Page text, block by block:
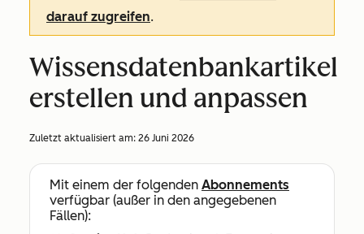
darauf zugreifen.
Wissensdatenbankartikel
erstellen und anpassen
Zuletzt aktualisiert am: 26 Juni 2026
Mit einem der folgenden Abonnements
verfügbar (außer in den angegebenen
Fällen):